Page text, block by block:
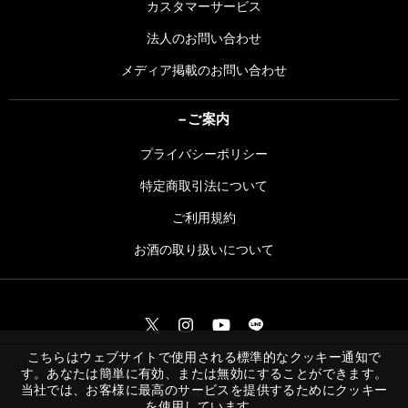
カスタマーサービス
法人のお問い合わせ
メディア掲載のお問い合わせ
ご案内
プライバシーポリシー
特定商取引法について
ご利用規約
お酒の取り扱いについて
©︎HARNEY & SONS
こちらはウェブサイトで使用される標準的なクッキー通知で
す。あなたは簡単に有効、または無効にすることができます。
当社では、お客様に最高のサービスを提供するためにクッキー